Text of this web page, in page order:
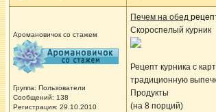
Аромановичок со стажем
Группа: Пользователи
Сообщений: 138
Регистрация: 29.10.2010
Печем на обед
Скороспелый курник
Рецепт курника с
традиционную
Продукты
(на 8 порций)